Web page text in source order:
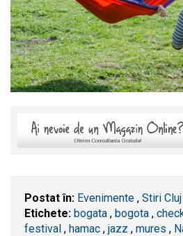
Postat în: Evenimente , Stiri Cluj
Etichete: bogata , bogota ,
festival , hamac , jazz , mures ,